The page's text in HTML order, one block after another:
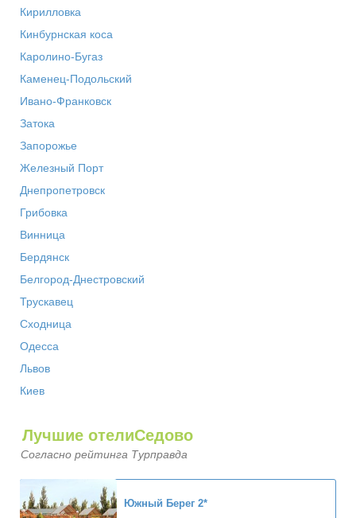
Кирилловка
Кинбурнская коса
Каролино-Бугаз
Каменец-Подольский
Ивано-Франковск
Затока
Запорожье
Железный Порт
Днепропетровск
Грибовка
Винница
Бердянск
Белгород-Днестровский
Трускавец
Сходница
Одесса
Львов
Киев
Лучшие отелиСедово
Согласно рейтинга Турправда
Южный Берег 2*